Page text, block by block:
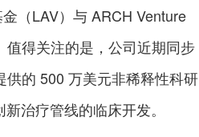
（LAV）与 ARCH Venture
得关注的是，公司近期同步
的 500 万美元非稀释性科研
治疗管线的临床开发。